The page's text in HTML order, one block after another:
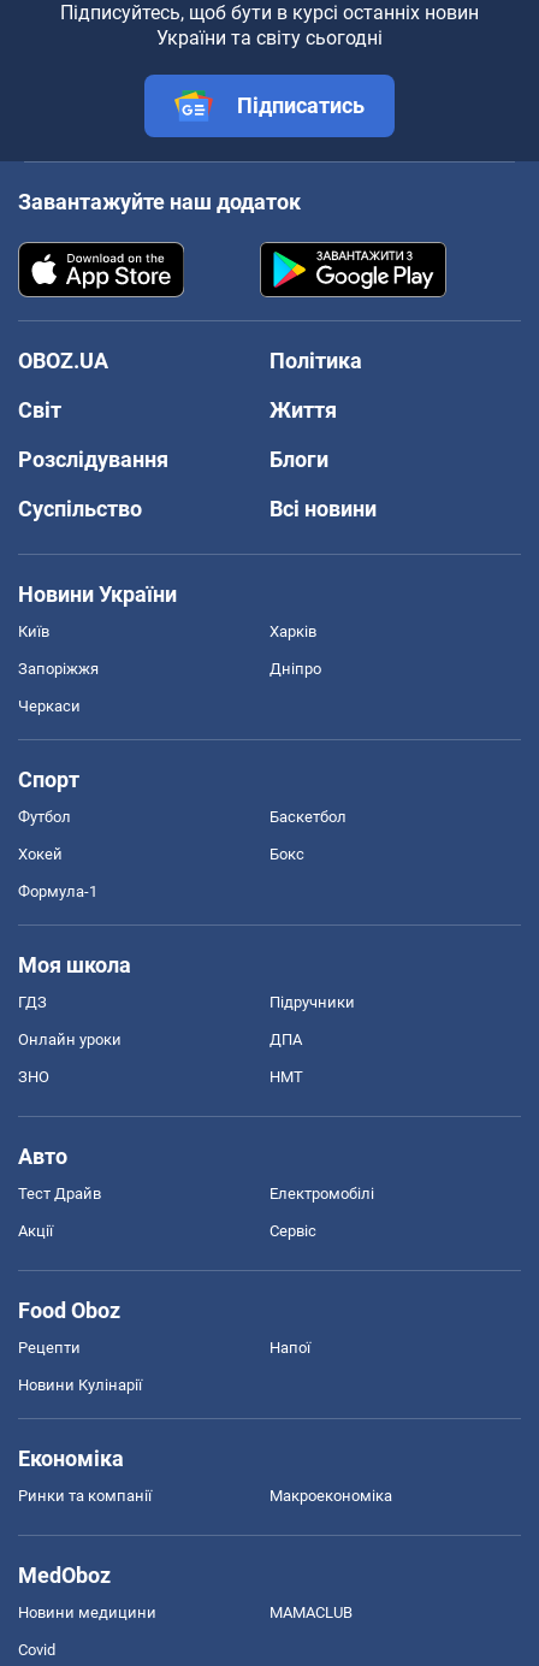
Підписуйтесь, щоб бути в курсі останніх новин
України та світу сьогодні
Підписатись
Завантажуйте наш додаток
OBOZ.UA
Політика
Світ
Життя
Розслідування
Блоги
Суспільство
Всі новини
Новини України
Київ Харків
Запоріжжя Дніпро
Черкаси
Спорт
Футбол Баскетбол
Хокей Бокс
Формула-1
Моя школа
ГДЗ Підручники
Онлайн уроки ДПА
ЗНО НМТ
Авто
Тест Драйв Електромобілі
Акції Сервіс
Food Oboz
Рецепти Напої
Новини Кулінарії
Економіка
Ринки та компанії Макроекономіка
MedOboz
Новини медицини MAMACLUB
Covid